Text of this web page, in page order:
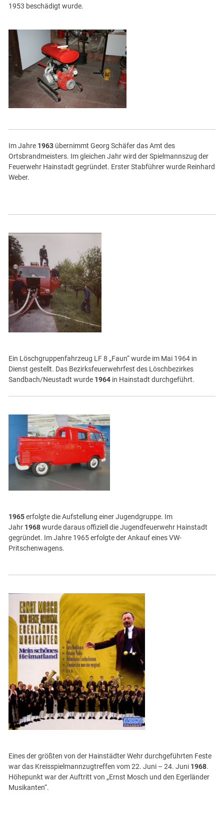
1953 beschädigt wurde.
Im Jahre 1963 übernimmt Georg Schäfer das Amt des
Ortsbrandmeisters. Im gleichen Jahr wird der Spielmannszug der
Feuerwehr Hainstadt gegründet. Erster Stabführer wurde Reinhard
Weber.
Ein Löschgruppenfahrzeug LF 8 „Faun“ wurde im Mai 1964 in
Dienst gestellt. Das Bezirksfeuerwehrfest des Löschbezirkes
Sandbach/Neustadt wurde 1964 in Hainstadt durchgeführt.
1965erfolgte die Aufstellung einer Jugendgruppe. Im
Jahr 1968wurde daraus offiziell die Jugendfeuerwehr Hainstadt
gegründet. Im Jahre 1965 erfolgte der Ankauf eines VW-
Pritschenwagens.
Eines der größten von der Hainstädter Wehr durchgeführten Feste
war das Kreisspielmannzugtreffen vom 22. Juni – 24. Juni 1968.
Höhepunkt war der Auftritt von „Ernst Mosch und den Egerländer
Musikanten“.